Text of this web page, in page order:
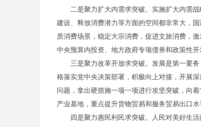
二是聚力扩大内需求突破。实施扩大内需战
建设、释放消费潜力等方面的空间都非常大，
质消费场景，稳定大宗消费，促进文旅消费，
中央预算内投资、地方政府专项债券和政策性
三是聚力改革开放求突破。发展是第一要务
格落实党中央决策部署，积极向上对接，开展
问题，拿出硬措施一项一项进行攻坚突破，向
产业基地，重点提升货物贸易和服务贸易出口
四是聚力惠民利民求突破。人民对美好生活